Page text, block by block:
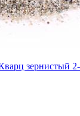
зернистый